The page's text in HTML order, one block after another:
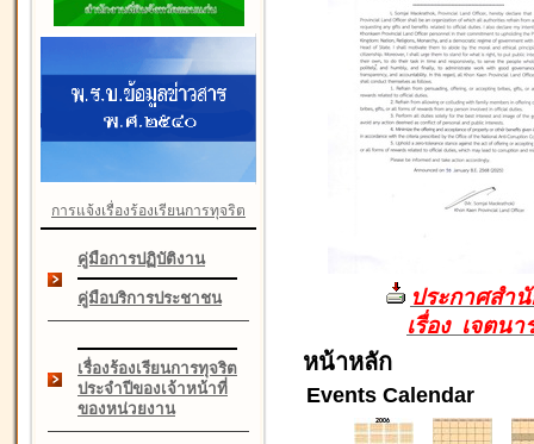
การแจ้งเรื่องร้องเรียนการทุจริต
คู่มือการปฏิบัติงาน
คู่มือบริการประชาชน
เรื่องร้องเรียนการทุจริต
ประจำปีของเจ้าหน้าที่
ของหน่วยงาน
ประกาศสำ
เรื่อง เจตน
หน้าหลัก
Events Calendar